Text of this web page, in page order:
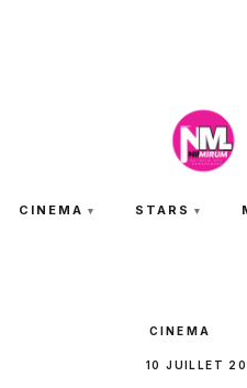
CINEMA STARS
CINEMA
10 JUILLET